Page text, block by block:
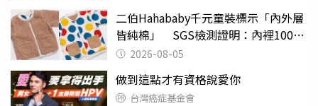
二伯Hahababy千元童裝標示「內外層
皆純棉」 SGS檢測證明：內裡100%
聚酯纖維
2026-08-05
做到這點才有資格說愛你
台灣癌症基金會